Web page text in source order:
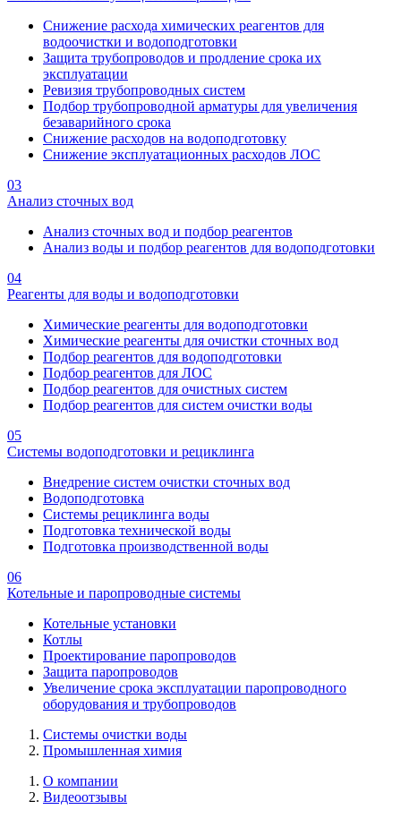
Снижение расхода химических реагентов для
водоочистки и водоподготовки
Защита трубопроводов и продление срока их
эксплуатации
Ревизия трубопроводных систем
Подбор трубопроводной арматуры для увеличения
безаварийного срока
Снижение расходов на водоподготовку
Снижение эксплуатационных расходов ЛОС
03
Анализ сточных вод
Анализ сточных вод и подбор реагентов
Анализ воды и подбор реагентов для водоподготовки
04
Реагенты для воды и водоподготовки
Химические реагенты для водоподготовки
Химические реагенты для очистки сточных вод
Подбор реагентов для водоподготовки
Подбор реагентов для ЛОС
Подбор реагентов для очистных систем
Подбор реагентов для систем очистки воды
05
Системы водоподготовки и рециклинга
Внедрение систем очистки сточных вод
Водоподготовка
Системы рециклинга воды
Подготовка технической воды
Подготовка производственной воды
06
Котельные и паропроводные системы
Котельные установки
Котлы
Проектирование паропроводов
Защита паропроводов
Увеличение срока эксплуатации паропроводного
оборудования и трубопроводов
Системы очистки воды
Промышленная химия
О компании
Видеоотзывы